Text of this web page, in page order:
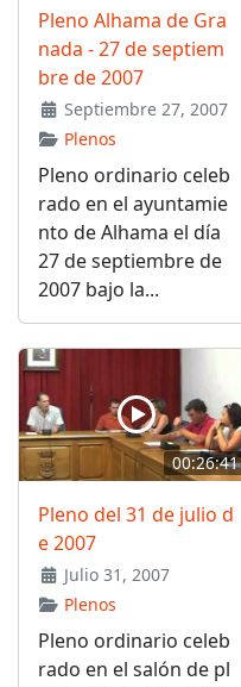
Pleno Alhama de Gra
nada - 27 de septiem
bre de 2007
Septiembre 27, 2007
Plenos
Pleno ordinario celeb
rado en el ayuntamie
nto de Alhama el día
27 de septiembre de
2007 bajo la...
00:26:41
Pleno del 31 de julio d
e 2007
Julio 31, 2007
Plenos
Pleno ordinario celeb
rado en el salón de pl